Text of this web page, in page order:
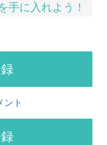
手に入れよう！
ント